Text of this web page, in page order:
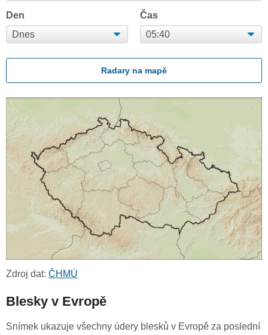
Den Čas
Radary na mapě
Zdroj dat: ČHMÚ
Blesky v Evropě
Snímek ukazuje všechny údery blesků v Evropě za poslední